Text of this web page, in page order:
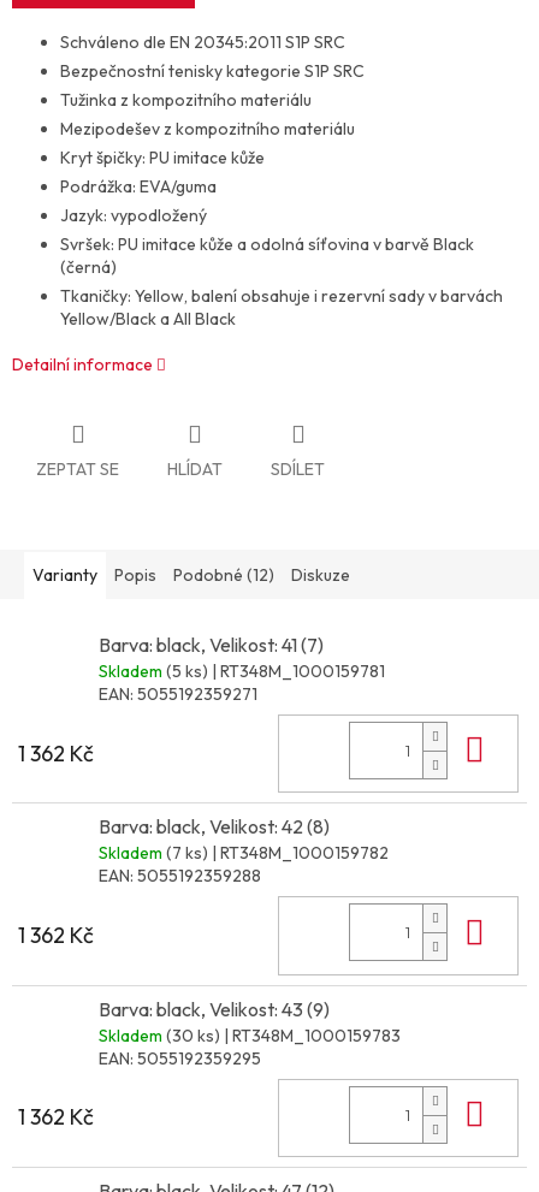
Schváleno dle EN 20345:2011 S1P SRC
Bezpečnostní tenisky kategorie S1P SRC
Tužinka z kompozitního materiálu
Mezipodešev z kompozitního materiálu
Kryt špičky: PU imitace kůže
Podrážka: EVA/guma
Jazyk: vypodložený
Svršek: PU imitace kůže a odolná síťovina v barvě Black
(černá)
Tkaničky: Yellow, balení obsahuje i rezervní sady v barvách
Yellow/Black a All Black
Detailní informace
ZEPTAT SE HLÍDAT SDÍLET
Varianty Popis Podobné (12) Diskuze
Barva: black, Velikost: 41 (7)
Skladem (5 ks) | RT348M_1000159781
EAN: 5055192359271
1 362 Kč
Barva: black, Velikost: 42 (8)
Skladem (7 ks) | RT348M_1000159782
EAN: 5055192359288
1 362 Kč
Barva: black, Velikost: 43 (9)
Skladem (30 ks) | RT348M_1000159783
EAN: 5055192359295
1 362 Kč